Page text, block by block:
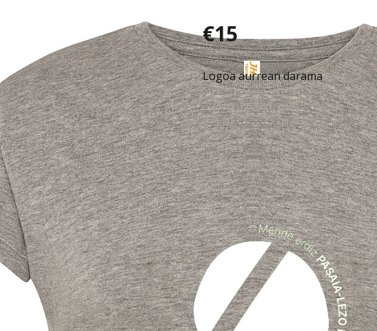
€15
Logoa aurrean darama